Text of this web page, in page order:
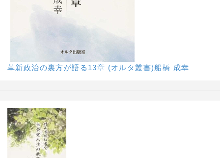
革新政治の裏方が語る13章 (オルタ叢書)船橋 成幸